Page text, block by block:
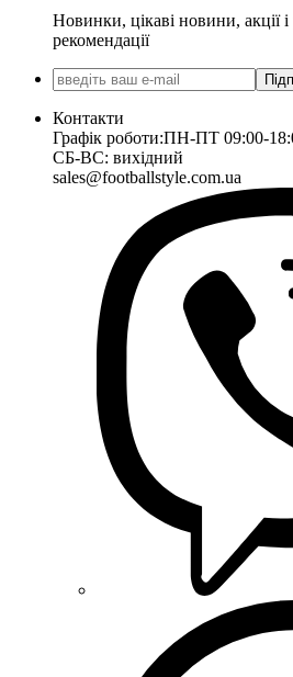
Новинки, цікаві новини, акції
рекомендації
Контакти
Графік роботи:ПН-ПТ 09:00-
СБ-ВС: вихідний
sales@footballstyle.com.ua